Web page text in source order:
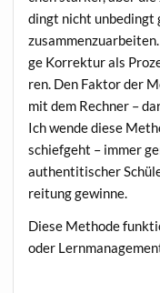
dingt nicht
ge Kor­rek­tur als
ren. Den Fak­tor der
mit dem Rech­ner –
Ich wen­de die­se
schief­geht – immer
authen­ti­ti­scher
rei­tung gewinne.
Die­se Metho­de
oder